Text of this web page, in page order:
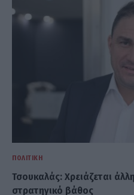
ΠΟΛΙΤΙΚΉ
Τσουκαλάς: Xρειάζεται
στρατηγικό βάθος